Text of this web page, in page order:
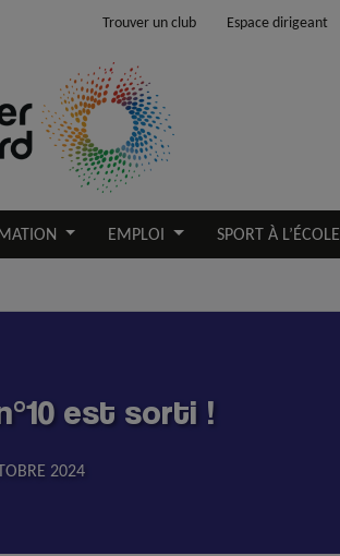
Trouver un club Espace dirigeant
EMPLOI SPORT À L’ÉCOLE
est sorti !
2024